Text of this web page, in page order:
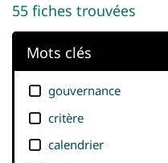
55 fiches trouvées
Mots clés
gouvernance
critère
calendrier